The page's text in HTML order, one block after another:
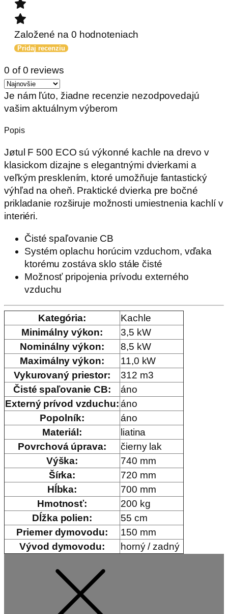
Založené na 0 hodnoteniach
Pridaj recenziu
0 of 0 reviews
Je nám ľúto, žiadne recenzie nezodpovedajú
vašim aktuálnym výberom
Popis
Jøtul F 500 ECO sú výkonné kachle na drevo v
klasickom dizajne s elegantnými dvierkami a
veľkým presklením, ktoré umožňuje fantastický
výhľad na oheň. Praktické dvierka pre bočné
prikladanie rozširuje možnosti umiestnenia kachlí v
interiéri.
Čisté spaľovanie CB
Systém oplachu horúcim vzduchom, vďaka
ktorému zostáva sklo stále čisté
Možnosť pripojenia prívodu externého
vzduchu
Kategória:
Kachle
Minimálny výkon:
3,5 kW
Nominálny výkon:
8,5 kW
Maximálny výkon:
11,0 kW
Vykurovaný priestor:
312 m3
Čisté spaľovanie CB:
áno
Externý prívod vzduchu:áno
Popolník:
áno
Materiál :
liatina
Povrchová úprava:
čierny lak
Výška:
740 mm
Šírka:
720 mm
Hĺbka:
700 mm
Hmotnosť:
200 kg
Dĺžka polien:
55 cm
Priemer dymovodu:
150 mm
Vývod dymovodu: horný / zadný